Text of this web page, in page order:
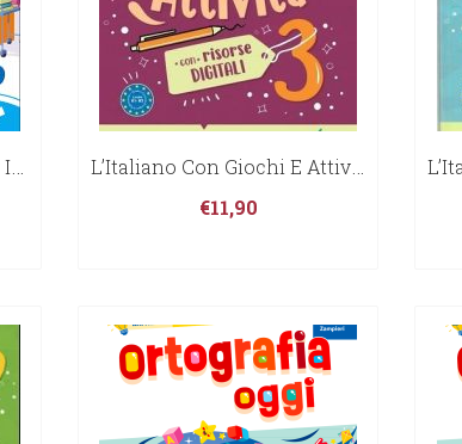
Missione… Italiano 1° – Per Iniziare L’Italiano Con Giochi E Attività 3° B1-B2
€11,90